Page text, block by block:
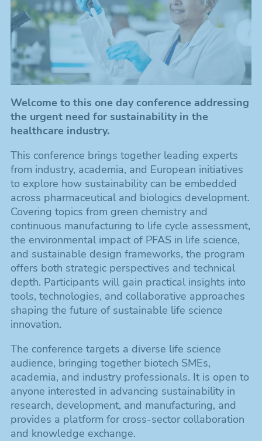
Welcome to this one day conference addressing
the urgent need for sustainability in the
healthcare industry.
This conference brings together leading experts
from industry, academia, and European initiatives
to explore how sustainability can be embedded
across pharmaceutical and biologics development.
Covering topics from green chemistry and
continuous manufacturing to life cycle assessment,
the environmental impact of PFAS in life science,
and sustainable design frameworks, the program
offers both strategic perspectives and technical
depth. Participants will gain practical insights into
tools, technologies, and collaborative approaches
shaping the future of sustainable life science
innovation.
The conference targets a diverse life science
audience, bringing together biotech SMEs,
academia, and industry professionals. It is open to
anyone interested in advancing sustainability in
research, development, and manufacturing, and
provides a platform for cross-sector collaboration
and knowledge exchange.